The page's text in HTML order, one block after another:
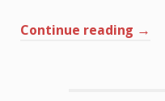
Continue reading “未
→